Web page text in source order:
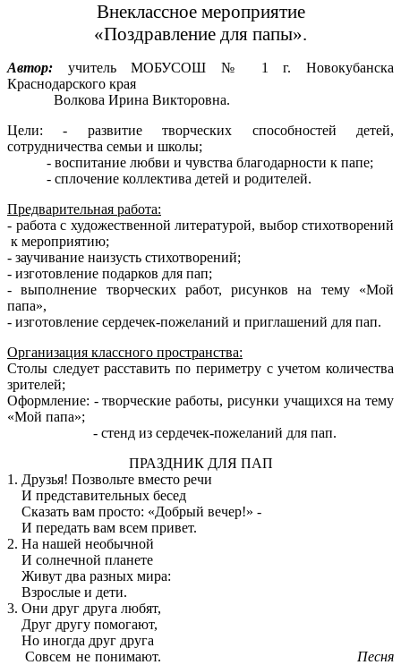
Внеклассное мероприятие
«Поздравление для папы».
Автор: учитель МОБУСОШ № 1 г. Новокубанска
Краснодарского края
Волкова Ирина Викторовна.
Цели: - развитие творческих способностей детей,
сотрудничества семьи и школы;
- воспитание любви и чувства благодарности к папе;
- сплочение коллектива детей и родителей.
Предварительная работа:
- работа с художественной литературой, выбор стихотворений
к мероприятию;
- заучивание наизусть стихотворений;
- изготовление подарков для пап;
- выполнение творческих работ, рисунков на тему «Мой
папа»,
- изготовление сердечек-пожеланий и приглашений для пап.
Организация классного пространства:
Столы следует расставить по периметру с учетом количества
зрителей;
Оформление: - творческие работы, рисунки учащихся на тему
«Мой папа»;
- стенд из сердечек-пожеланий для пап.
ПРАЗДНИК ДЛЯ ПАП
1. Друзья! Позвольте вместо речи
И представительных бесед
Сказать вам просто: «Добрый вечер!» -
И передать вам всем привет.
2. На нашей необычной
И солнечной планете
Живут два разных мира:
Взрослые и дети.
3. Они друг друга любят,
Друг другу помогают,
Но иногда друг друга
Совсем не понимают. Песня